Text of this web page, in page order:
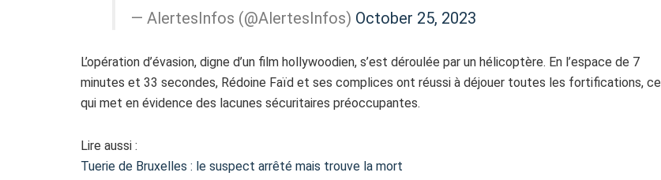
— AlertesInfos (@AlertesInfos) October 25, 2023
L’opération d’évasion, digne d’un film hollywoodien, s’est déroulée par un hélicoptère. En l’espace de 7
minutes et 33 secondes, Rédoine Faïd et ses complices ont réussi à déjouer toutes les fortifications, ce
qui met en évidence des lacunes sécuritaires préoccupantes.
Lire aussi :
Tuerie de Bruxelles : le suspect arrêté mais trouve la mort